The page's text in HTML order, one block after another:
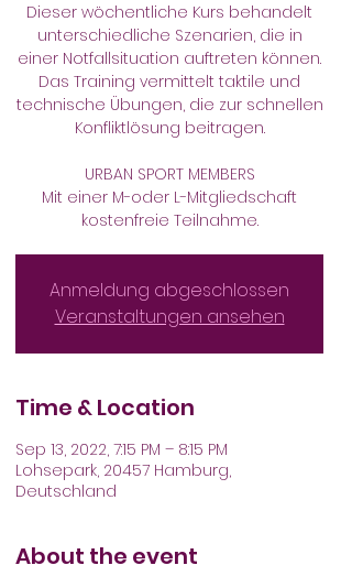
Dieser wöchentliche Kurs behandelt
unterschiedliche Szenarien, die in
einer Notfallsituation auftreten können.
Das Training vermittelt taktile und
technische Übungen, die zur schnellen
Konfliktlösung beitragen.
URBAN SPORT MEMBERS
Mit einer M-oder L-Mitgliedschaft
kostenfreie Teilnahme.
Anmeldung abgeschlossen
Veranstaltungen ansehen
Time & Location
Sep 13, 2022, 7:15 PM – 8:15 PM
Lohsepark, 20457 Hamburg,
Deutschland
About the event